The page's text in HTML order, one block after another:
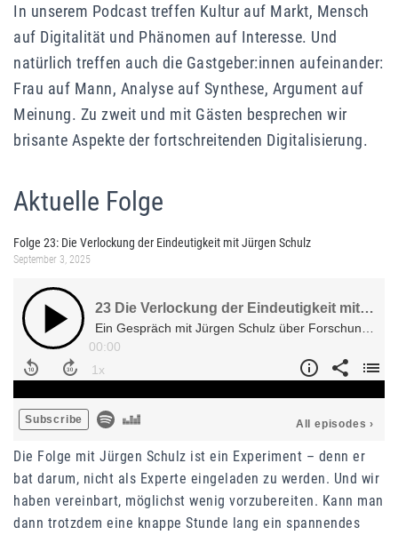
In unserem Podcast treffen Kultur auf Markt, Mensch
auf Digitalität und Phänomen auf Interesse. Und
natürlich treffen auch die Gastgeber:innen aufeinander:
Frau auf Mann, Analyse auf Synthese, Argument auf
Meinung. Zu zweit und mit Gästen besprechen wir
brisante Aspekte der fortschreitenden Digitalisierung.
Aktuelle Folge
Folge 23: Die Verlockung der Eindeutigkeit mit Jürgen Schulz
September 3, 2025
Die Folge mit Jürgen Schulz ist ein Experiment – denn er
bat darum, nicht als Experte eingeladen zu werden. Und wir
haben vereinbart, möglichst wenig vorzubereiten. Kann man
dann trotzdem eine knappe Stunde lang ein spannendes